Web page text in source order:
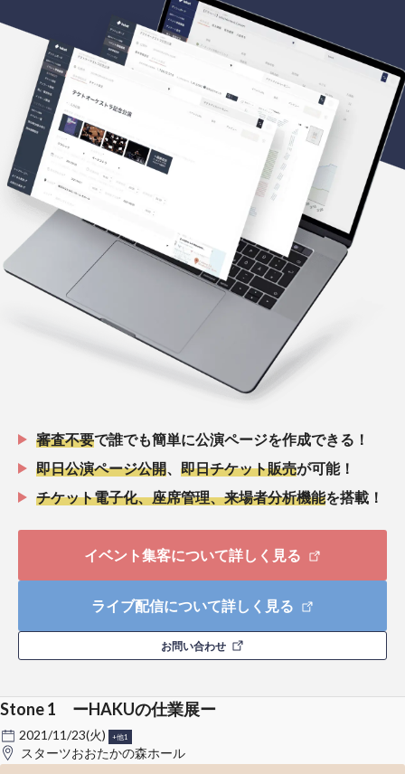
審査不要で誰でも簡単に公演ページを作成できる！
即日公演ページ公開
即日チケット販売が可能！
チケット電子化、座席管理、来場者分析機能を搭載！
イベント集客について詳しく見る
ライブ配信について詳しく見る
お問い合わせ
Stone 1 ーHAKUの仕業展ー
2021/11/23(火) +他1
スターツおおたかの森ホール